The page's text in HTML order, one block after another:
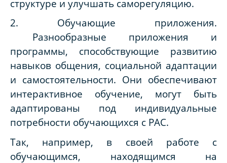
структуре и улучшать саморегуляцию.
2. Обучающие приложения.
Разнообразные приложения и
программы, способствующие развитию
навыков общения, социальной адаптации
и самостоятельности. Они обеспечивают
интерактивное обучение, могут быть
адаптированы под индивидуальные
потребности обучающихся с РАС.
Так, например, в своей работе с
обучающимся, находящимся на